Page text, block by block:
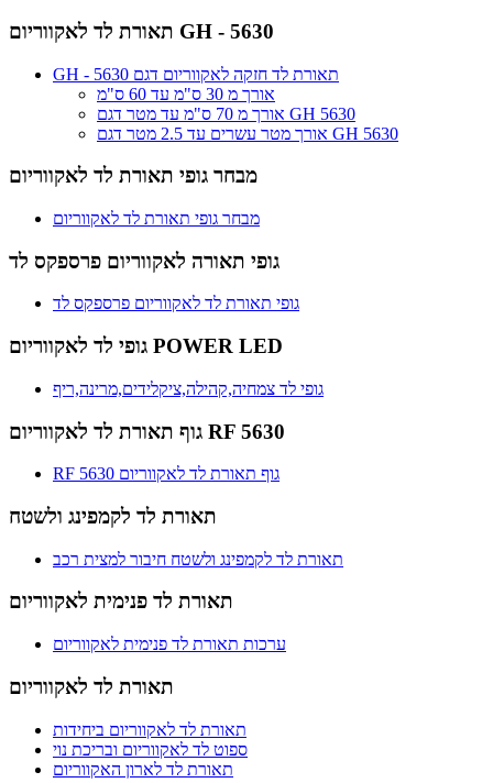
תאורת לד לאקווריום GH - 5630
GH - 5630 תאורת לד חזקה לאקווריום דגם
אורך מ 30 ס"מ עד 60 ס"מ
אורך מ 70 ס"מ עד מטר דגם GH 5630
אורך מטר עשרים עד 2.5 מטר דגם GH 5630
מבחר גופי תאורת לד לאקווריום
מבחר גופי תאורת לד לאקווריום
גופי תאורה לאקווריום פרספקס לד
גופי תאורת לד לאקווריום פרספקס לד
גופי לד לאקווריום POWER LED
גופי לד צמחיה,קהילה,ציקלידים,מרינה,ריף
גוף תאורת לד לאקווריום RF 5630
RF 5630 גוף תאורת לד לאקווריום
תאורת לד לקמפינג ולשטח
תאורת לד לקמפינג ולשטח חיבור למצית רכב
תאורת לד פנימית לאקווריום
ערכות תאורת לד פנימית לאקווריום
תאורת לד לאקווריום
תאורת לד לאקווריום ביחידות
ספוט לד לאקווריום ובריכת נוי
תאורת לד לארון האקווריום